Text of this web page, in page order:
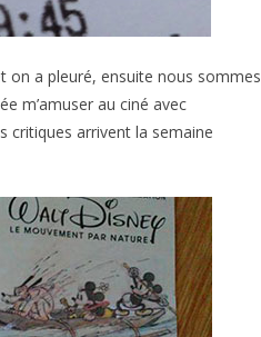
on a pleuré, ensuite nous sommes
m’amuser au ciné avec
critiques arrivent la semaine